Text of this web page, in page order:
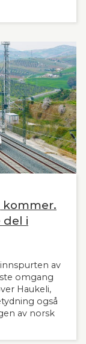
kommer.
del i
av
omgang
Haukeli,
også
av norsk